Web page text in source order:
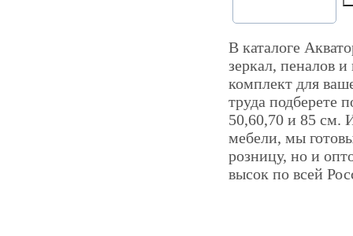
В каталоге
зеркал, пеналов
комплект для
труда подберете
50,60,70 и 85 см.
мебели, мы
розницу, но и
высок по всей